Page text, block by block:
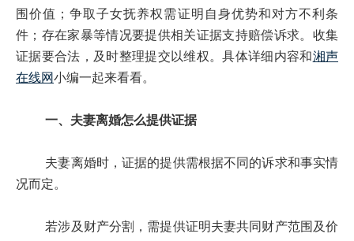
围价值；争取子女抚养权需证明自身优势和对方不利条
件；存在家暴等情况要提供相关证据支持赔偿诉求。收集
证据要合法，及时整理提交以维权。具体详细内容和湘声
在线网小编一起来看看。
一、夫妻离婚怎么提供证据
夫妻离婚时，证据的提供需根据不同的诉求和事实情
况而定。
若涉及财产分割，需提供证明夫妻共同财产范围及价